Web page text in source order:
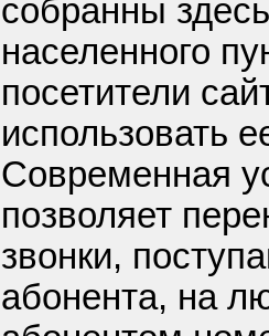
собранны
населенного
посетители
использовать
Современная
позволяет
звонки,
абонента, на